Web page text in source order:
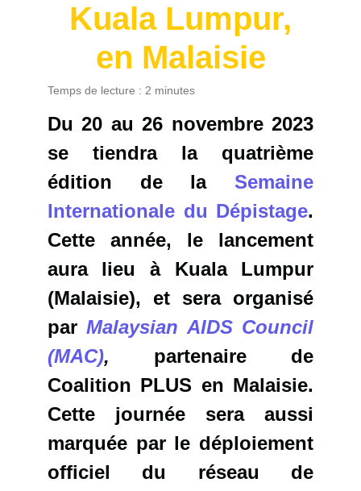
Kuala Lumpur,
en Malaisie
Temps de lecture : 2 minutes
Du 20 au 26 novembre 2023
se tiendra la quatrième
édition de la Semaine
Internationale du Dépistage.
Cette année, le lancement
aura lieu à Kuala Lumpur
(Malaisie), et sera organisé
parMalaysian AIDS Council
(MAC), partenaire de
Coalition PLUS en Malaisie.
Cette journée sera aussi
marquée par le déploiement
officiel du réseau de